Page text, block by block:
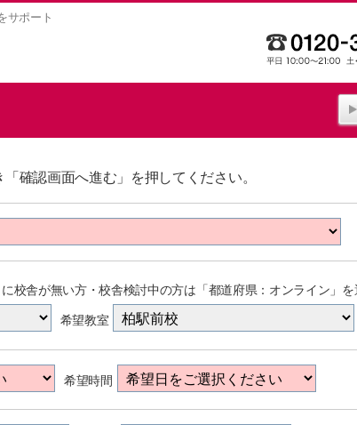
サポート
確認画面へ進む」を押してください。
校舎が無い方・校舎検討中の方は「都道府県：オンライン」
希望教室
希望時間